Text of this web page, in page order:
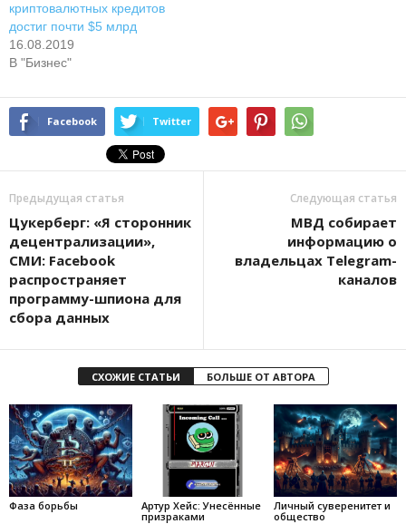
криптовалютных кредитов
достиг почти $5 млрд
16.08.2019
В "Бизнес"
Facebook Twitter
Предыдущая статья
Цукерберг: «Я сторонник
децентрализации»,
СМИ: Facebook
распространяет
программу-шпиона для
сбора данных
Следующая статья
МВД собирает
информацию о
владельцах Telegram-
каналов
СХОЖИЕ СТАТЬИ БОЛЬШЕ ОТ АВТОРА
Фаза борьбы
Артур Хейс: Унесённые
призраками
Личный суверенитет и
общество